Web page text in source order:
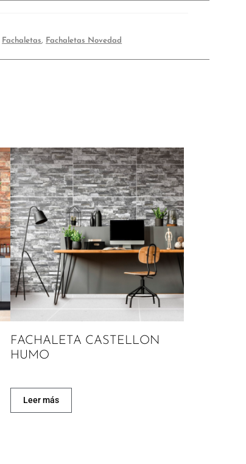
Fachaletas, Fachaletas Novedad
FACHALETA CASTELLON
HUMO
Leer más